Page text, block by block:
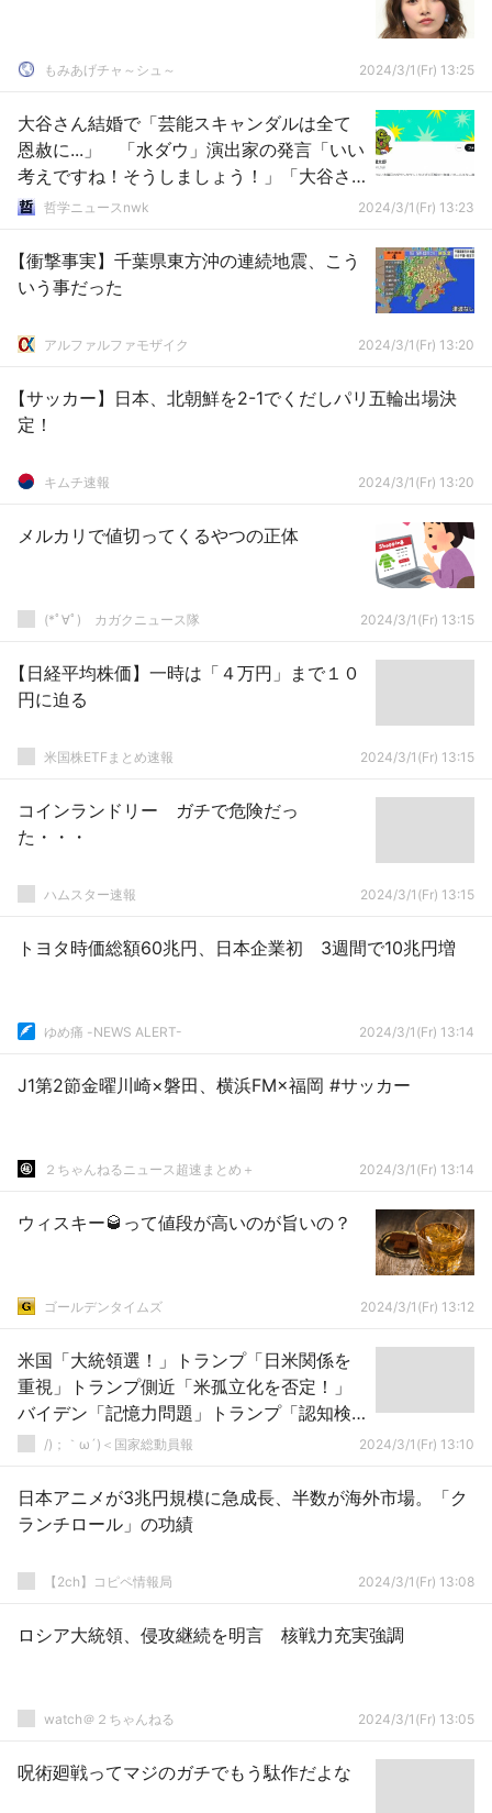
もみあげチャ～シュ～ 2024/3/1(Fr) 13:25
大谷さん結婚で「芸能スキャンダルは全て
恩赦に...」 「水ダウ」演出家の発言「いい
考えですね！そうしましょう！」「大谷さ
ん関係ないのに失礼」「流石に意味不明」
哲学ニュースnwk 2024/3/1(Fr) 13:23
【衝撃事実】千葉県東方沖の連続地震、こう
いう事だった
アルファルファモザイク 2024/3/1(Fr) 13:20
【サッカー】日本、北朝鮮を2-1でくだしパリ五輪出場決
定！
キムチ速報 2024/3/1(Fr) 13:20
メルカリで値切ってくるやつの正体
(*ﾟ∀ﾟ)ゞカガクニュース隊 2024/3/1(Fr) 13:15
【日経平均株価】一時は「４万円」まで１０
円に迫る
米国株ETFまとめ速報 2024/3/1(Fr) 13:15
コインランドリー ガチで危険だっ
た・・・
ハムスター速報 2024/3/1(Fr) 13:15
トヨタ時価総額60兆円、日本企業初 3週間で10兆円増
ゆめ痛 -NEWS ALERT- 2024/3/1(Fr) 13:14
J1第2節金曜川崎×磐田、横浜FM×福岡 #サッカー
２ちゃんねるニュース超速まとめ＋ 2024/3/1(Fr) 13:14
ウィスキー🥃って値段が高いのが旨いの？
ゴールデンタイムズ 2024/3/1(Fr) 13:12
米国「大統領選！」トランプ「日米関係を
重視」トランプ側近「米孤立化を否定！」
バイデン「記憶力問題」トランプ「認知検
査を要求！」ホワイトハウス「検査必要な
/)；｀ω´)＜国家総動員報 2024/3/1(Fr) 13:10
日本アニメが3兆円規模に急成長、半数が海外市場。「ク
ランチロール」の功績
【2ch】コピペ情報局 2024/3/1(Fr) 13:08
ロシア大統領、侵攻継続を明言 核戦力充実強調
watch＠２ちゃんねる 2024/3/1(Fr) 13:05
呪術廻戦ってマジのガチでもう駄作だよな